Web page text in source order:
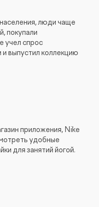
люди чаще
покупали
учел спрос
выпустил коллекцию
приложения, Nike
удобные
для занятий йогой.